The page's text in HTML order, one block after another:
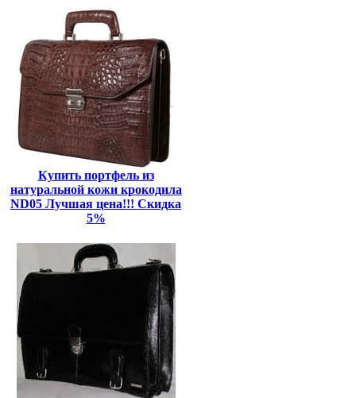
Купить портфель из
натуральной кожи крокодила
ND05 Лучшая цена!!! Скидка
5%